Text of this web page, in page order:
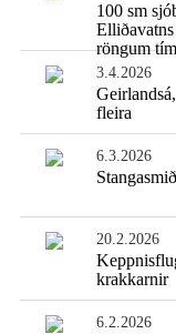
100 sm
röngum
3.4.2026
fleira
6.3.2026
20.2.2026
krakkarnir
6.2.2026